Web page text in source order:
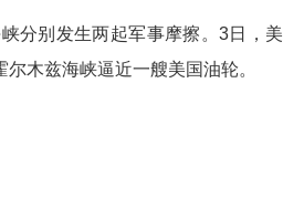
分别发生两起军事摩擦。3日，美
木兹海峡逼近一艘美国油轮。